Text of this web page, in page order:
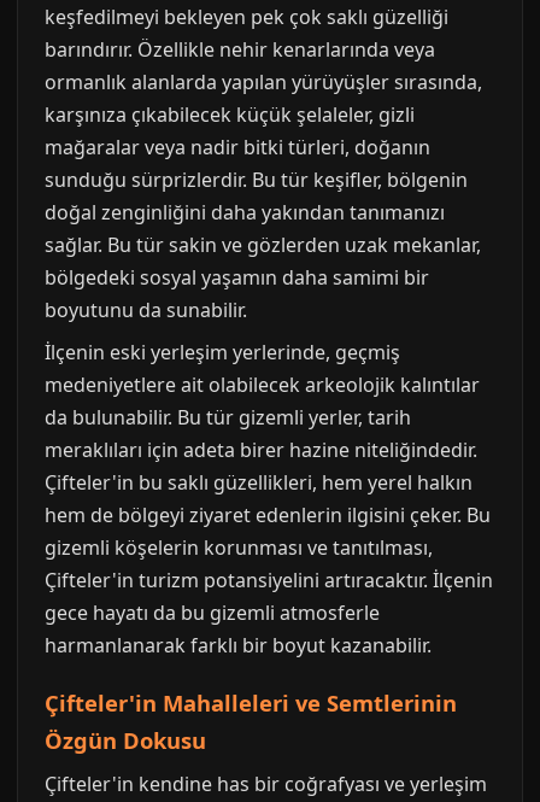
keşfedilmeyi bekleyen pek çok saklı güzelliği
barındırır. Özellikle nehir kenarlarında veya
ormanlık alanlarda yapılan yürüyüşler sırasında,
karşınıza çıkabilecek küçük şelaleler, gizli
mağaralar veya nadir bitki türleri, doğanın
sunduğu sürprizlerdir. Bu tür keşifler, bölgenin
doğal zenginliğini daha yakından tanımanızı
sağlar. Bu tür sakin ve gözlerden uzak mekanlar,
bölgedeki sosyal yaşamın daha samimi bir
boyutunu da sunabilir.
İlçenin eski yerleşim yerlerinde, geçmiş
medeniyetlere ait olabilecek arkeolojik kalıntılar
da bulunabilir. Bu tür gizemli yerler, tarih
meraklıları için adeta birer hazine niteliğindedir.
Çifteler'in bu saklı güzellikleri, hem yerel halkın
hem de bölgeyi ziyaret edenlerin ilgisini çeker. Bu
gizemli köşelerin korunması ve tanıtılması,
Çifteler'in turizm potansiyelini artıracaktır. İlçenin
gece hayatı da bu gizemli atmosferle
harmanlanarak farklı bir boyut kazanabilir.
Çifteler'in Mahalleleri ve Semtlerinin
Özgün Dokusu
Çifteler'in kendine has bir coğrafyası ve yerleşim